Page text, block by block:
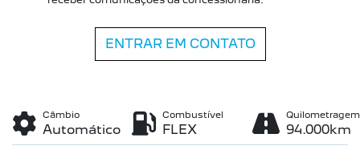
ENTRAR EM CONTATO
Câmbio
Automático
Combustível
FLEX
Quilometragem
94.000km